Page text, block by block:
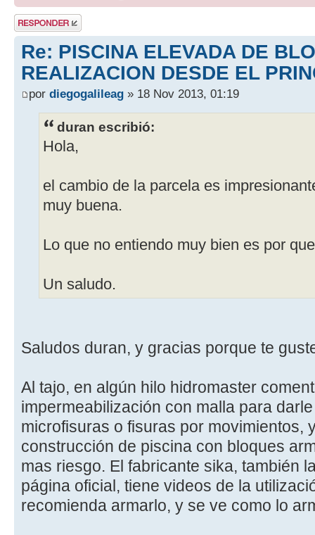
Publicar una
respuesta
Re: PISCINA ELEVADA DE
REALIZACION DESDE EL
por diegogalileag » 18 Nov 2013, 01:19
duran escribió:
Hola,
el cambio de la parcela es
muy buena.
Lo que no entiendo muy bien es por
Un saludo.
Saludos duran, y gracias porque te
Al tajo, en algún hilo hidromaster
impermeabilización con malla para
microfisuras o fisuras por movimientos,
construcción de piscina con bloques
mas riesgo. El fabricante sika, también
página oficial, tiene videos de la
recomienda armarlo, y se ve como lo